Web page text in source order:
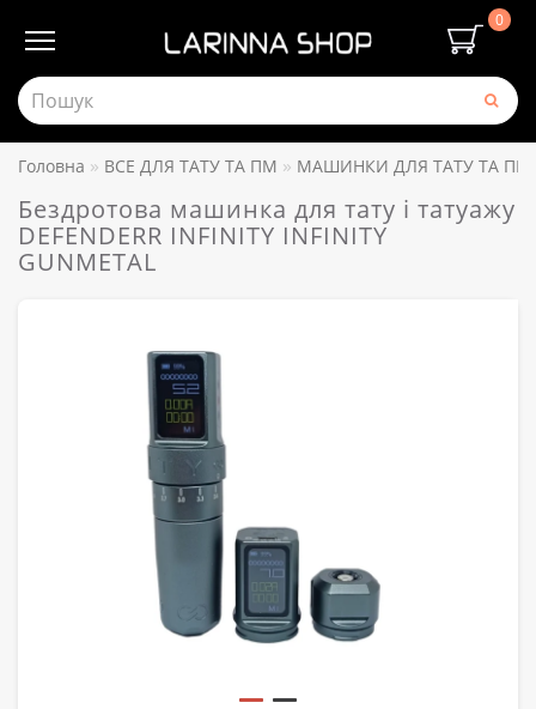
0
Головна ВСЕ ДЛЯ ТАТУ ТА ПМ МАШИНКИ ДЛЯ ТАТУ ТА ПМ
Бездротова машинка для тату і татуажу
DEFENDERR INFINITY INFINITY
GUNMETAL